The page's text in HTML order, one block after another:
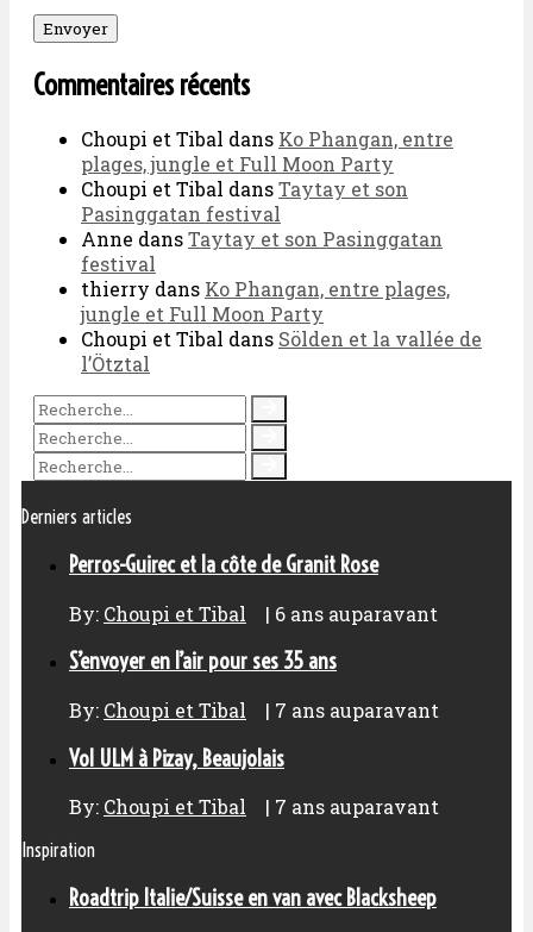
Commentaires récents
Choupi et Tibal dans Ko Phangan, entre
plages, jungle et Full Moon Party
Choupi et Tibal dansTaytay et son
Pasinggatan festival
Anne dansTaytay et son Pasinggatan
festival
thierry dans Ko Phangan, entre plages,
jungle et Full Moon Party
Choupi et Tibal dans Sölden et la vallée de
l’Ötztal
Derniers articles
Perros-Guirec et la côte de Granit Rose
By: Choupi et Tibal | 6 ans auparavant
S’envoyer en l’air pour ses 35 ans
By: Choupi et Tibal | 7 ans auparavant
Vol ULM à Pizay, Beaujolais
By: Choupi et Tibal | 7 ans auparavant
Inspiration
Roadtrip Italie/Suisse en van avec Blacksheep